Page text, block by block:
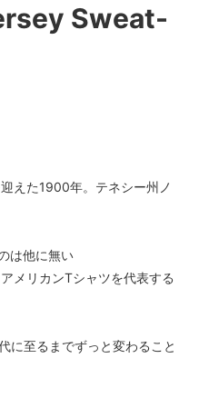
NAVY
6,490円(税込)
Sweat-
えた1900年。テネシー州ノ
は他に無い
メリカンTシャツを代表する
に至るまでずっと変わること